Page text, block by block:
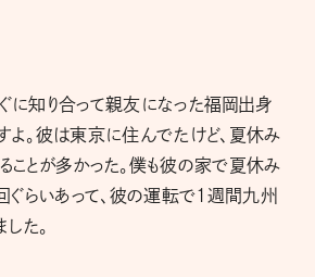
に知り合って親友になった福岡出身
よ。彼は東京に住んでたけど、夏休み
ことが多かった。僕も彼の家で夏休み
ぐらいあって、彼の運転で1週間九州
た。